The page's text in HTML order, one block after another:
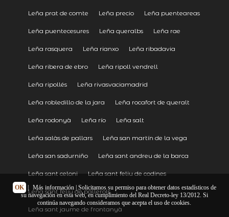
Leña prat de comte Leña precio Leña puenteareas
Leña puentecesures Leña queralbs Leña rae
Leña rasquera Leña rianxo Leña ribadavia
Leña ribera de ebro Leña ripoll vendrell
Leña ripollés Leña rivasvaciamadrid
Leña robledillo de la jara Leña rocafort de queralt
Leña rodonyà Leña río Leña salt
Leña salàs de pallars Leña san martín de la vega
Leña san sadurniño Leña sant andreu de la barca
Leña sant celoni Leña sant feliu de codines
Leña sant feliu de pallerols
Leña sant jaume de frontanyà
OK Más información| Solicitamos su permiso para obtener datos estadísticos de
su navegación en esta web, en cumplimiento del Real Decreto-ley 13/2012. Si
continúa navegando consideramos que acepta el uso de cookies.